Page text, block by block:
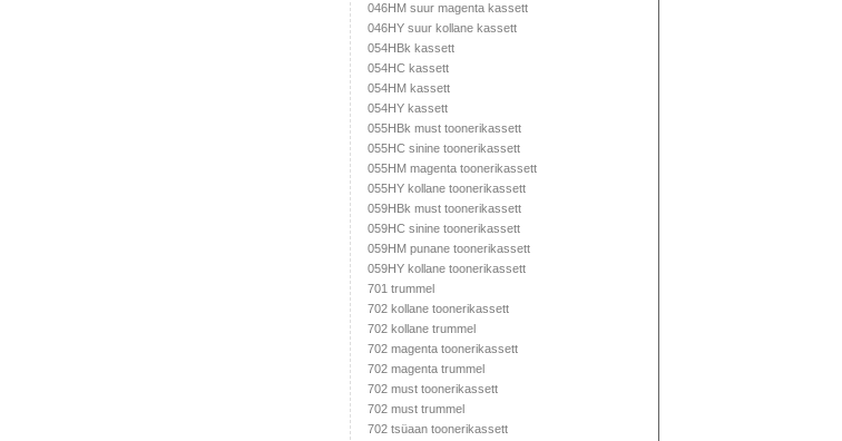
046HM suur magenta kassett
046HY suur kollane kassett
054HBk kassett
054HC kassett
054HM kassett
054HY kassett
055HBk must toonerikassett
055HC sinine toonerikassett
055HM magenta toonerikassett
055HY kollane toonerikassett
059HBk must toonerikassett
059HC sinine toonerikassett
059HM punane toonerikassett
059HY kollane toonerikassett
701 trummel
702 kollane toonerikassett
702 kollane trummel
702 magenta toonerikassett
702 magenta trummel
702 must toonerikassett
702 must trummel
702 tsüaan toonerikassett